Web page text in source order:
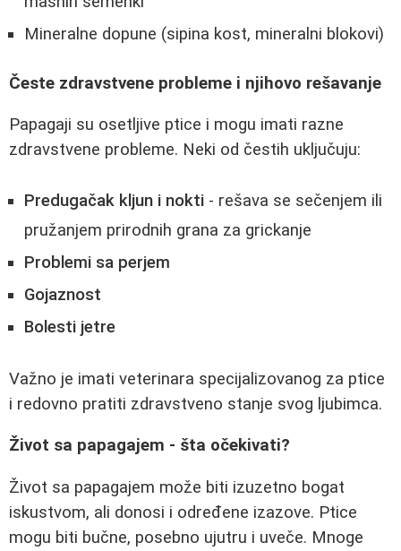
Mineralne dopune (sipina kost, mineralni blokovi)
Česte zdravstvene probleme i njihovo rešavanje
Papagaji su osetljive ptice i mogu imati razne
zdravstvene probleme. Neki od čestih uključuju:
Predugačak kljun i nokti - rešava se sečenjem ili
pružanjem prirodnih grana za grickanje
Problemi sa perjem
Gojaznost
Bolesti jetre
Važno je imati veterinara specijalizovanog za ptice
i redovno pratiti zdravstveno stanje svog ljubimca.
Život sa papagajem - šta očekivati?
Život sa papagajem može biti izuzetno bogat
iskustvom, ali donosi i određene izazove. Ptice
mogu biti bučne, posebno ujutru i uveče. Mnoge